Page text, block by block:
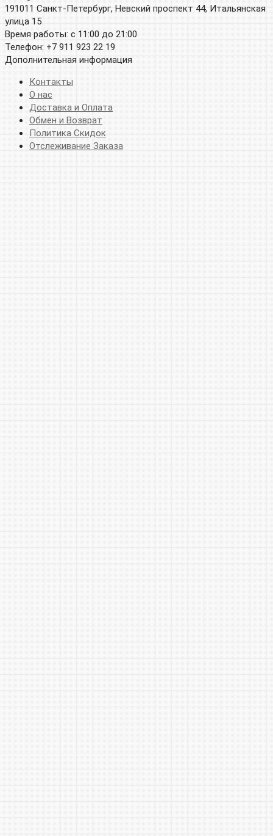
191011 Санкт-Петербург, Невский проспект 44, Итальянская
улица 15
Время работы: с 11:00 до 21:00
Телефон: +7 911 923 22 19
Дополнительная информация
Контакты
О нас
Доставка и Оплата
Обмен и Возврат
Политика Скидок
Отслеживание Заказа